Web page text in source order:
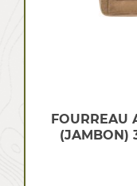
FOURREAU
(JAMBON)